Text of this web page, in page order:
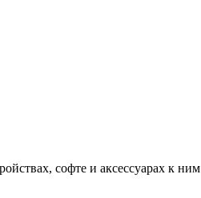
софте и аксессуарах к ним